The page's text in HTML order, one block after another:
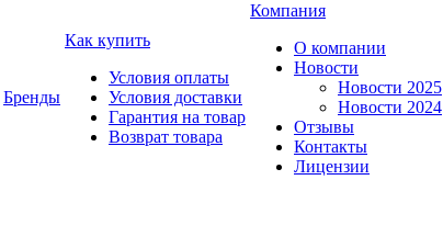
Бренды
Как купить
Условия оплаты
Условия доставки
Гарантия на товар
Возврат товара
Компания
О компании
Новости
Новости 2025
Новости 2024
Отзывы
Контакты
Лицензии